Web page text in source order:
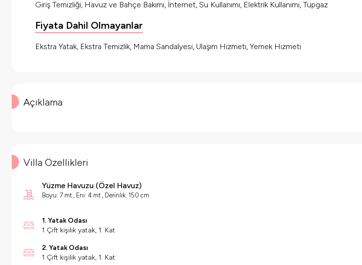
Giriş Temizliği, Havuz ve Bahçe Bakımı, İnternet, Su Kullanımı, Elektrik Kullanımı, Tüpgaz
Fiyata Dahil Olmayanlar
Ekstra Yatak, Ekstra Temizlik, Mama Sandalyesi, Ulaşım Hizmeti, Yemek Hizmeti
Açıklama
Villa Özellikleri
Yüzme Havuzu (Özel Havuz)
Boyu: 7 mt , Eni: 4 mt , Derinlik: 150 cm
1. Yatak Odası
1 Çift kişilik yatak, 1. Kat
2. Yatak Odası
1 Çift kişilik yatak, 1. Kat